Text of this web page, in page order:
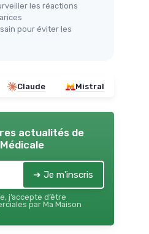
de contention 2
: confort et douceur au
aux femmes et aux
: couvre une plage de
— 942 avis
les réactions
pour éviter les
Claude Mistral
actualités de
➔ Je m'inscris
j’accepte d’être
par Ma Maison